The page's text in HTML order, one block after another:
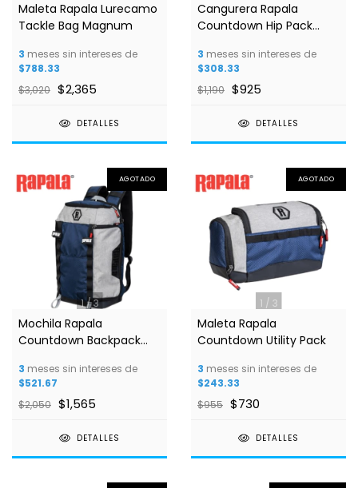
Maleta Rapala Lurecamo
Tackle Bag Magnum
3 meses sin intereses de
$788.33
$3,020 $2,365
DETALLES
Cangurera Rapala
Countdown Hip Pack
3 meses sin intereses de
$308.33
$1,190 $925
DETALLES
1/3
AGOTADO
Mochila Rapala
Countdown Backpack
3 meses sin intereses de
$521.67
$2,050 $1,565
DETALLES
1 / 3
AGOTADO
Maleta Rapala
Countdown Utility Pack
3 meses sin intereses de
$243.33
$955 $730
DETALLES